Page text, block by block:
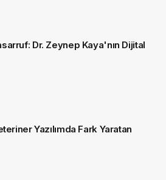
Dr. Zeynep Kaya'nın Dijital
Yazılımda Fark Yaratan